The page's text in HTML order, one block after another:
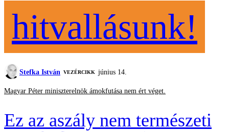
hitvallásunk!
Stefka István VEZÉRCIKK június 14.
Magyar Péter miniszterelnök ámokfutása nem ért véget.
Ez az aszály nem természeti